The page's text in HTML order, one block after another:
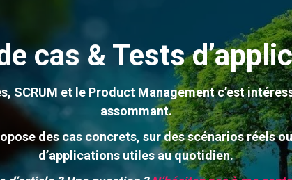
cas & Tests
SCRUM et le Product Management c’est
assommant.
des cas concrets, sur des scénarios réels
d’applications utiles au quotidien.